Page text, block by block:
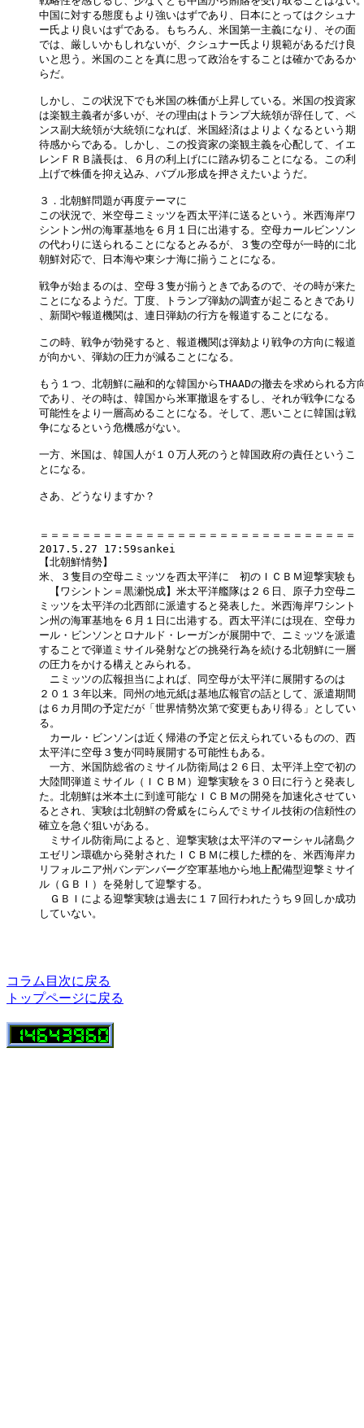
中国に対する態度もより強いはずであり、日本にとってはクシュナ
ー氏より良いはずである。もちろん、米国第一主義になり、その面
では、厳しいかもしれないが、クシュナー氏より規範があるだけ良
いと思う。米国のことを真に思って政治をすることは確かであるか
らだ。
しかし、この状況下でも米国の株価が上昇している。米国の投資家
は楽観主義者が多いが、その理由はトランプ大統領が辞任して、ペ
ンス副大統領が大統領になれば、米国経済はよりよくなるという期
待感からである。しかし、この投資家の楽観主義を心配して、イエ
レンＦＲＢ議長は、６月の利上げにに踏み切ることになる。この利
上げで株価を抑え込み、バブル形成を押さえたいようだ。
３．北朝鮮問題が再度テーマに
この状況で、米空母ニミッツを西太平洋に送るという。米西海岸ワ
シントン州の海軍基地を６月１日に出港する。空母カールビンソン
の代わりに送られることになるとみるが、３隻の空母が一時的に北
朝鮮対応で、日本海や東シナ海に揃うことになる。
戦争が始まるのは、空母３隻が揃うときであるので、その時が来た
ことになるようだ。丁度、トランプ弾劾の調査が起こるときであり
、新聞や報道機関は、連日弾劾の行方を報道することになる。
この時、戦争が勃発すると、報道機関は弾劾より戦争の方向に報道
が向かい、弾劾の圧力が減ることになる。
もう１つ、北朝鮮に融和的な韓国からTHAADの撤去を求められる方
であり、その時は、韓国から米軍撤退をするし、それが戦争になる
可能性をより一層高めることになる。そして、悪いことに韓国は戦
争になるという危機感がない。
一方、米国は、韓国人が１０万人死のうと韓国政府の責任というこ
とになる。
さあ、どうなりますか？
＝＝＝＝＝＝＝＝＝＝＝＝＝＝＝＝＝＝＝＝＝＝＝＝＝＝＝＝＝＝
2017.5.27 17:59sankei
【北朝鮮情勢】
米、３隻目の空母ニミッツを西太平洋に　初のＩＣＢＭ迎撃実験も
【ワシントン＝黒瀬悦成】米太平洋艦隊は２６日、原子力空母ニ
ミッツを太平洋の北西部に派遣すると発表した。米西海岸ワシント
ン州の海軍基地を６月１日に出港する。西太平洋には現在、空母カ
ール・ビンソンとロナルド・レーガンが展開中で、ニミッツを派遣
することで弾道ミサイル発射などの挑発行為を続ける北朝鮮に一層
の圧力をかける構えとみられる。
ニミッツの広報担当によれば、同空母が太平洋に展開するのは
２０１３年以来。同州の地元紙は基地広報官の話として、派遣期間
は６カ月間の予定だが「世界情勢次第で変更もあり得る」としてい
る。
カール・ビンソンは近く帰港の予定と伝えられているものの、西
太平洋に空母３隻が同時展開する可能性もある。
一方、米国防総省のミサイル防衛局は２６日、太平洋上空で初の
大陸間弾道ミサイル（ＩＣＢＭ）迎撃実験を３０日に行うと発表し
た。北朝鮮は米本土に到達可能なＩＣＢＭの開発を加速化させてい
るとされ、実験は北朝鮮の脅威をにらんでミサイル技術の信頼性の
確立を急ぐ狙いがある。
ミサイル防衛局によると、迎撃実験は太平洋のマーシャル諸島ク
エゼリン環礁から発射されたＩＣＢＭに模した標的を、米西海岸カ
リフォルニア州バンデンバーグ空軍基地から地上配備型迎撃ミサイ
ル（ＧＢＩ）を発射して迎撃する。
ＧＢＩによる迎撃実験は過去に１７回行われたうち９回しか成功
していない。
コラム目次に戻る
トップページに戻る